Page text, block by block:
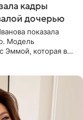
кадры
дочерью
показала
Модель
Эммой, которая в